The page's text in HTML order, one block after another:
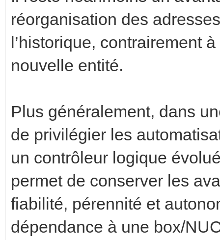
réorganisation des
l’historique, contrairement
nouvelle entité.
Plus généralement, dans
de privilégier les
un contrôleur logique
permet de conserver les
fiabilité, pérennité et
dépendance à une box/